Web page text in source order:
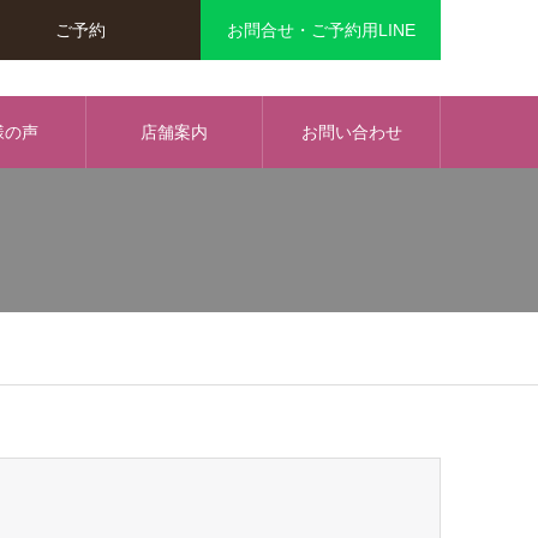
ご予約 お問合せ・ご予約用LINE
の声 店舗案内 お問い合わせ